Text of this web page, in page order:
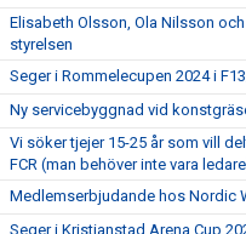
Elisabeth Olsson, Ola Nilsson
styrelsen
Seger i Rommelecupen 2024 i
Ny servicebyggnad vid
Vi söker tjejer 15-25 år som vill
FCR (man behöver inte vara
Medlemserbjudande hos Nordic
Seger i Kristianstad Arena Cup